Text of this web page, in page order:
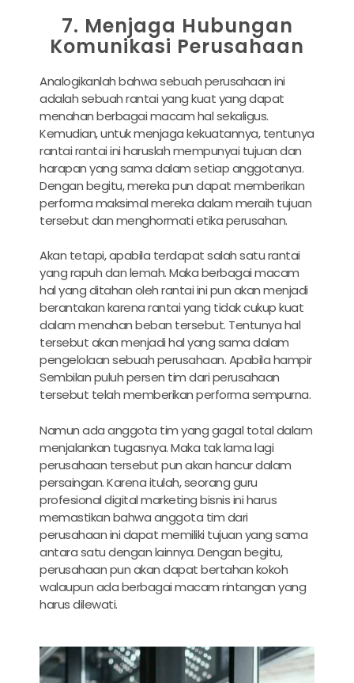
7. Menjaga Hubungan
Komunikasi Perusahaan
Analogikanlah bahwa sebuah perusahaan ini
adalah sebuah rantai yang kuat yang dapat
menahan berbagai macam hal sekaligus.
Kemudian, untuk menjaga kekuatannya, tentunya
rantai rantai ini haruslah mempunyai tujuan dan
harapan yang sama dalam setiap anggotanya.
Dengan begitu, mereka pun dapat memberikan
performa maksimal mereka dalam meraih tujuan
tersebut dan menghormati etika perusahan.
Akan tetapi, apabila terdapat salah satu rantai
yang rapuh dan lemah. Maka berbagai macam
hal yang ditahan oleh rantai ini pun akan menjadi
berantakan karena rantai yang tidak cukup kuat
dalam menahan beban tersebut. Tentunya hal
tersebut akan menjadi hal yang sama dalam
pengelolaan sebuah perusahaan. Apabila hampir
Sembilan puluh persen tim dari perusahaan
tersebut telah memberikan performa sempurna.
Namun ada anggota tim yang gagal total dalam
menjalankan tugasnya. Maka tak lama lagi
perusahaan tersebut pun akan hancur dalam
persaingan. Karena itulah, seorang guru
profesional digital marketing bisnis ini harus
memastikan bahwa anggota tim dari
perusahaan ini dapat memiliki tujuan yang sama
antara satu dengan lainnya. Dengan begitu,
perusahaan pun akan dapat bertahan kokoh
walaupun ada berbagai macam rintangan yang
harus dilewati.